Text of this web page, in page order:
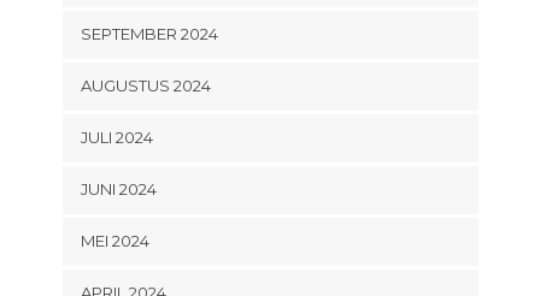
SEPTEMBER 2024
AUGUSTUS 2024
JULI 2024
JUNI 2024
MEI 2024